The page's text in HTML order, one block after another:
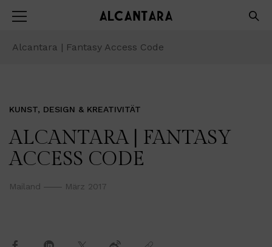
Alcantara | Fantasy Access Code
KUNST, DESIGN & KREATIVITÄT
ALCANTARA | FANTASY
ACCESS CODE
Mailand März 2017